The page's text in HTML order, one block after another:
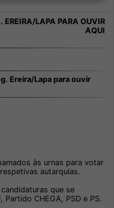
Ereira/Lapa para ouvir
às urnas para votar
autarquias.
que se
CHEGA, PSD e PS.